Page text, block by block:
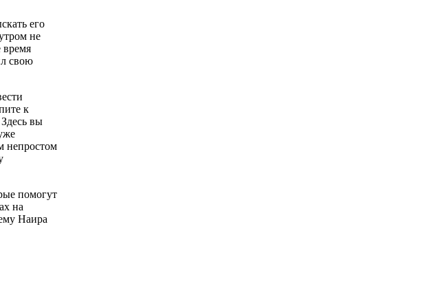
его
не
время
свою
к
вы
непростом
помогут
на
Наира